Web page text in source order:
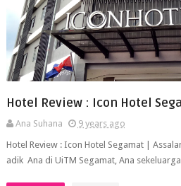
Hotel Review : Icon Hotel
Ana Suhana
9 years ago
Hotel Review : Icon Hotel Segamat |
adik Ana di UiTM Segamat, Ana